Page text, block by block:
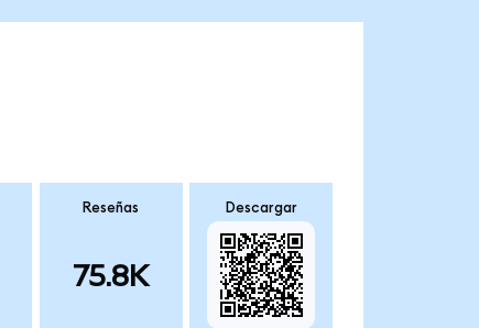
Reseñas
75.8K
Descargar